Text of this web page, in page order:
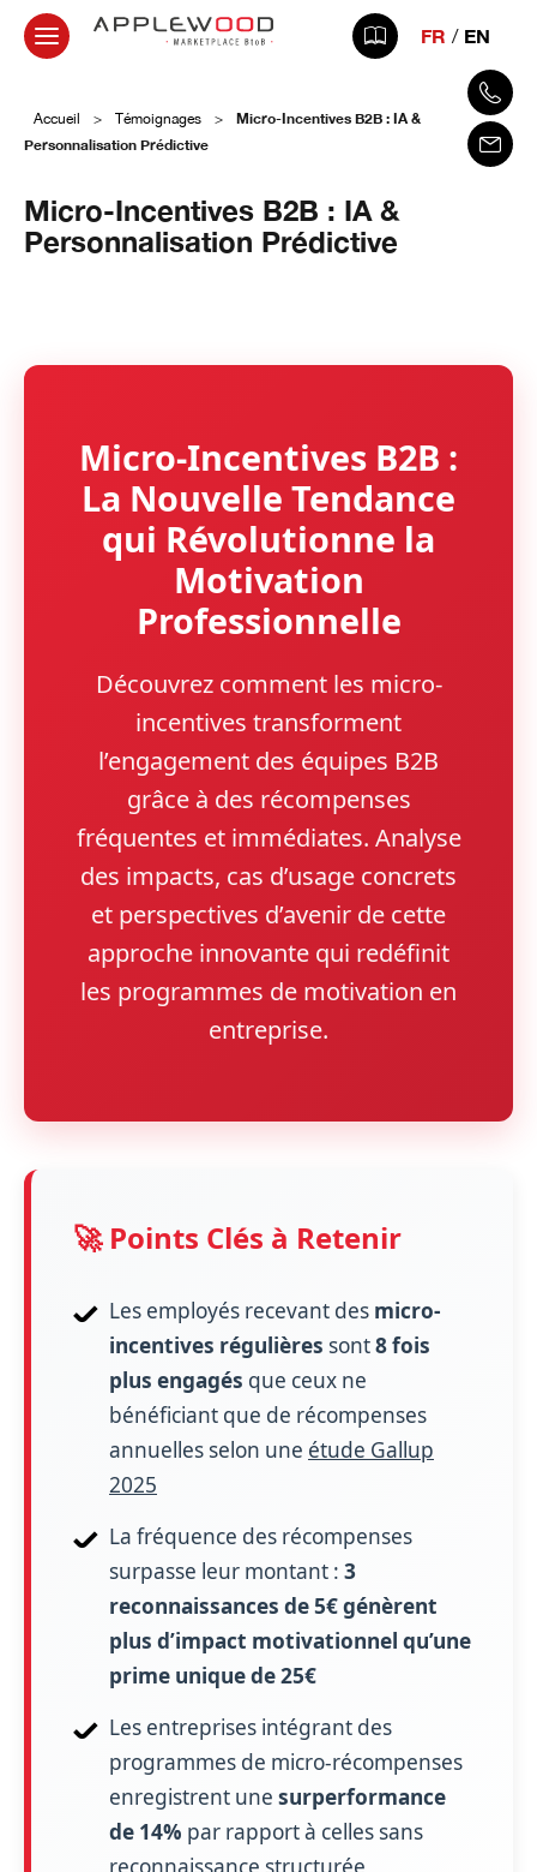
FR EN
Accueil > Témoignages >
Micro-Incentives B2B : IA &
Personnalisation Prédictive
Micro-Incentives B2B : IA &
Personnalisation Prédictive
Micro-Incentives B2B :
La Nouvelle Tendance
qui Révolutionne la
Motivation
Professionnelle
Découvrez comment les micro-
incentives transforment
l’engagement des équipes B2B
grâce à des récompenses
fréquentes et immédiates. Analyse
des impacts, cas d’usage concrets
et perspectives d’avenir de cette
approche innovante qui redéfinit
les programmes de motivation en
entreprise.
🚀 Points Clés à Retenir
Les employés recevant des micro-
incentives régulières sont8 fois
plus engagés que ceux ne
bénéficiant que de récompenses
annuelles selon une étude Gallup
2025
La fréquence des récompenses
surpasse leur montant : 3
reconnaissances de 5€ génèrent
plus d’impact motivationnel qu’une
prime unique de 25€
Les entreprises intégrant des
programmes de micro-récompenses
enregistrent une surperformance
de 14% par rapport à celles sans